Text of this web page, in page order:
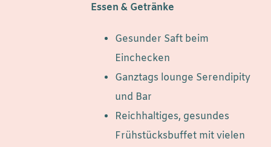
Essen & Getränke
Gesunder Saft beim
Einchecken
Ganztags lounge Serendipity
und Bar
Reichhaltiges, gesundes
Frühstücksbuffet mit vielen